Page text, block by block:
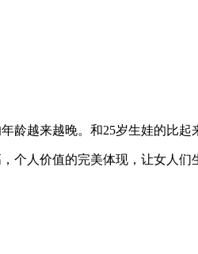
越来越晚。和25岁生娃的比起
个人价值的完美体现，让女人